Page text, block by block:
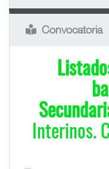
Convocatoria
Interinos.